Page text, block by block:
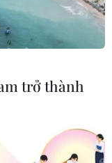
trở thành